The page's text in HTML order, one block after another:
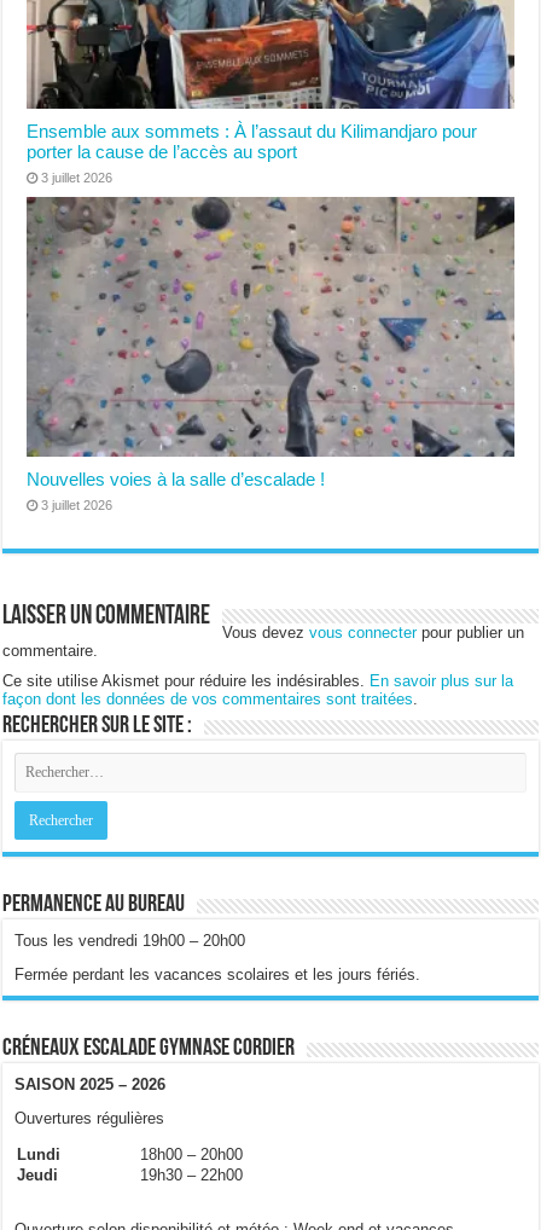
Ensemble aux sommets : À l’assaut du Kilimandjaro pour
porter la cause de l’accès au sport
3 juillet 2026
Nouvelles voies à la salle d’escalade !
3 juillet 2026
Laisser un commentaire
Vous devezvous connecterpour publier un
commentaire.
Ce site utilise Akismet pour réduire les indésirables.
En savoir plus sur la
façon dont les données de vos commentaires sont traitées
Rechercher sur le site :
Permanence au bureau
Tous les vendredi 19h00 – 20h00
Fermée perdant les vacances scolaires et les jours fériés.
Créneaux escalade gymnase Cordier
SAISON 2025 – 2026
Ouvertures régulières
Lundi
18h00 – 20h00
Jeudi
19h30 – 22h00